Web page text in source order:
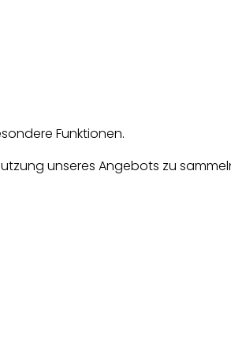
Funktionen.
unseres Angebots zu